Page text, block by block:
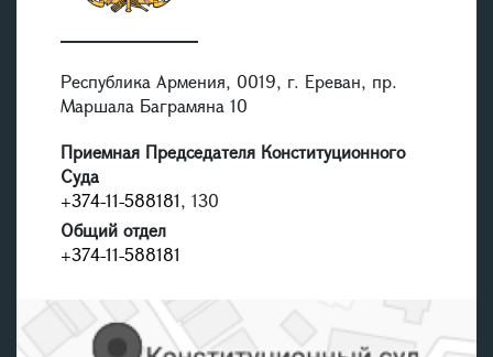
Республика Армения, 0019, г. Ереван, пр.
Маршала Баграмяна 10
Приемная Председателя Конституционного
Суда
+374-11-588181, 130
Общий отдел
+374-11-588181